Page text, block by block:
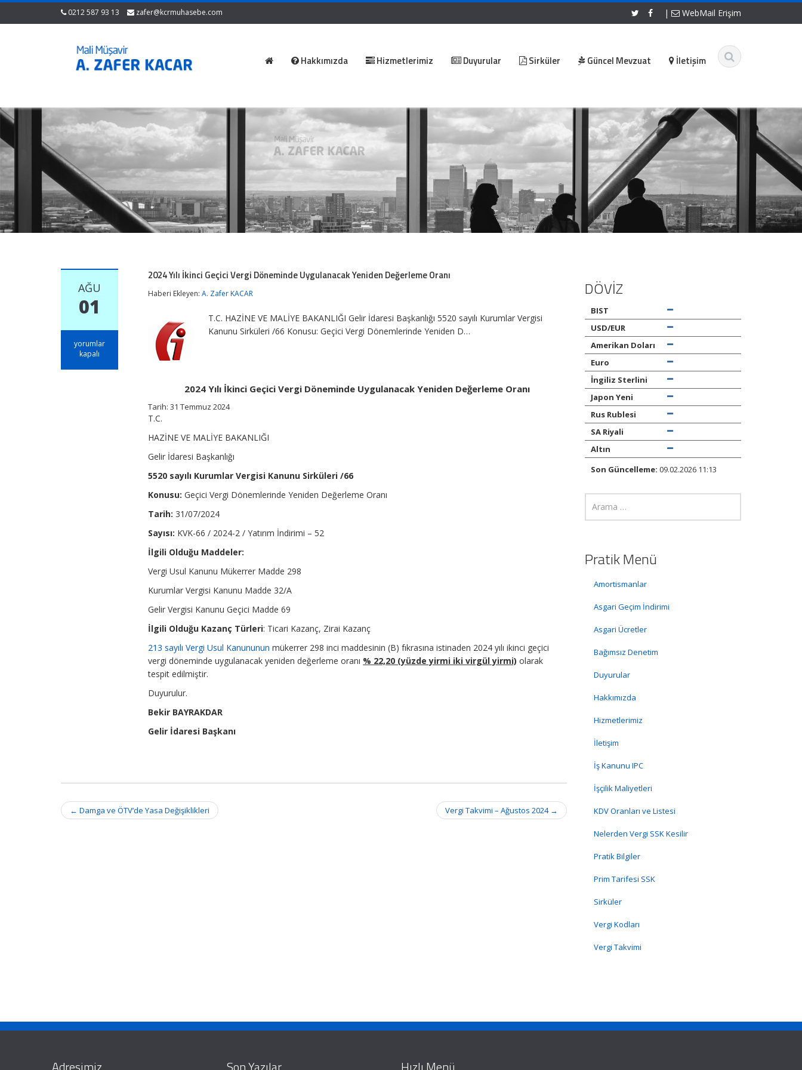
0212 587 93 13 zafer@kcrmuhasebe.com | WebMail Erişim
Hakkımızda Hizmetlerimiz Duyurular Sirküler Güncel Mevzuat İletişim
AĞU
01
2024
Yılı
yorumlar
kapalı
2024 Yılı İkinci Geçici Vergi Döneminde Uygulanacak Yeniden Değerleme Oranı
Haberi Ekleyen:A. Zafer KACAR
T.C. HAZİNE VE MALİYE BAKANLIĞI Gelir İdaresi Başkanlığı 5520 sayılı Kurumlar Vergisi
Kanunu Sirküleri /66 Konusu: Geçici Vergi Dönemlerinde Yeniden D…
2024 Yılı İkinci Geçici Vergi Döneminde Uygulanacak Yeniden Değerleme Oranı
Tarih: 31 Temmuz 2024
T.C.
HAZİNE VE MALİYE BAKANLIĞI
Gelir İdaresi Başkanlığı
5520 sayılı Kurumlar Vergisi Kanunu Sirküleri /66
Konusu: Geçici Vergi Dönemlerinde Yeniden Değerleme Oranı
Tarih: 31/07/2024
Sayısı: KVK-66 / 2024-2 / Yatırım İndirimi – 52
İlgili Olduğu Maddeler:
Vergi Usul Kanunu Mükerrer Madde 298
Kurumlar Vergisi Kanunu Madde 32/A
Gelir Vergisi Kanunu Geçici Madde 69
İlgili Olduğu Kazanç Türleri: Ticari Kazanç, Zirai Kazanç
213 sayılı Vergi Usul Kanununun mükerrer 298 inci maddesinin (B) fıkrasına istinaden 2024 yılı ikinci geçici
vergi döneminde uygulanacak yeniden değerleme oranı % 22,20 (yüzde yirmi iki virgül yirmi) olarak
tespit edilmiştir.
Duyurulur.
Bekir BAYRAKDAR
Gelir İdaresi Başkanı
Post
navigation
← Damga ve ÖTV’de Yasa Değişiklikleri Vergi Takvimi – Ağustos 2024 →
DÖVİZ
BIST
USD/EUR
Amerikan Doları
Euro
İngiliz Sterlini
Japon Yeni
Rus Rublesi
SA Riyali
Altın
Son Güncelleme: 09.02.2026 11:13
Pratik Menü
Amortismanlar
Asgari Geçim İndirimi
Asgari Ücretler
Bağımsız Denetim
Duyurular
Hakkımızda
Hizmetlerimiz
İletişim
İş Kanunu IPC
İşçilik Maliyetleri
KDV Oranları ve Listesi
Nelerden Vergi SSK Kesilir
Pratik Bilgiler
Prim Tarifesi SSK
Sirküler
Vergi Kodları
Vergi Takvimi